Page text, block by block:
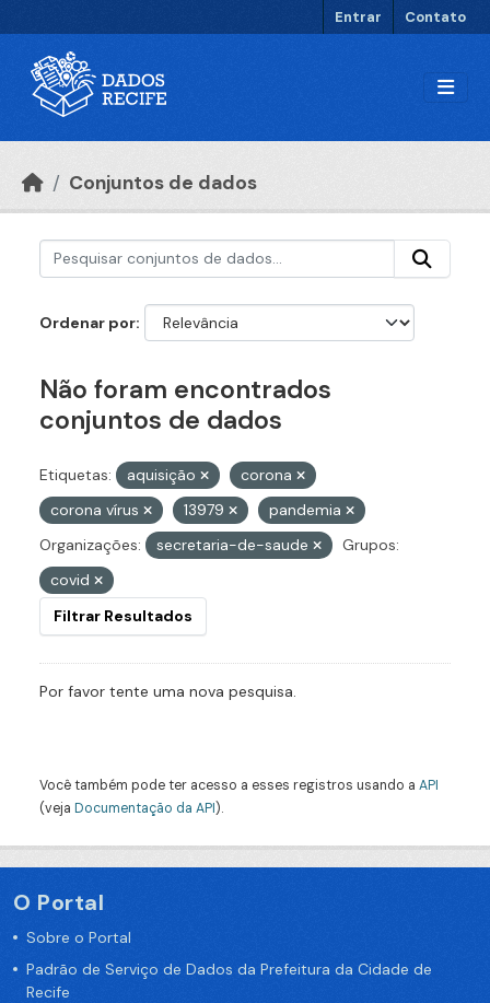
Entrar Contato
Conjuntos de dados
Ordenar por
Não foram encontrados
conjuntos de dados
Etiquetas: aquisição
corona
corona vírus
13979
pandemia
Organizações:
secretaria-de-saude
Grupos:
covid
Filtrar Resultados
Por favor tente uma nova pesquisa.
Você também pode ter acesso a esses registros usando a API
(veja Documentação da API).
O Portal
Sobre o Portal
Padrão de Serviço de Dados da Prefeitura da Cidade de
Recife